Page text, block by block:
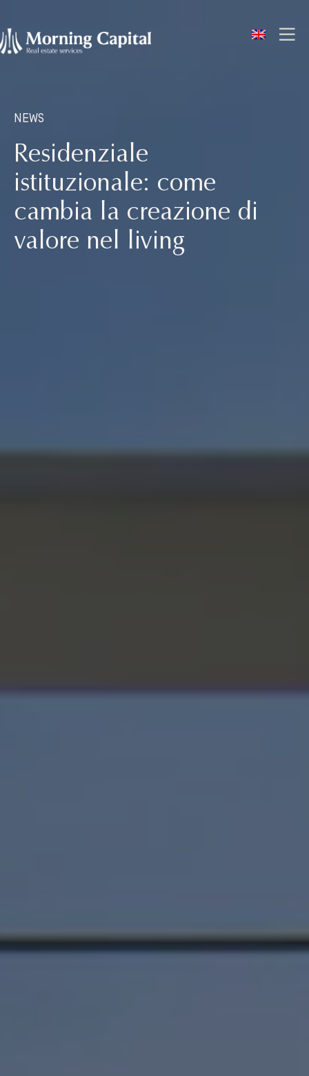
ENG
NEWS
Residenziale
istituzionale: come
cambia la creazione di
valore nel living